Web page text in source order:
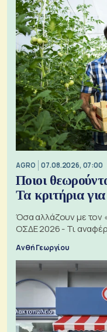
AGRO 07.08.2026, 07:00
Ποιοι
Τα κριτήρια για
Όσα αλλάζουν με τον
ΟΣΔΕ 2026 - Τι
Ανθή Γεωργίου